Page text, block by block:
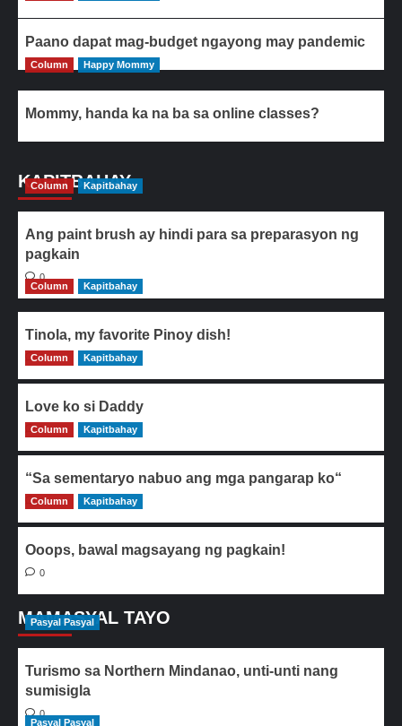
Paano dapat mag-budget ngayong may pandemic
Column Happy Mommy
Mommy, handa ka na ba sa online classes?
KAPITBAHAY
Column Kapitbahay
Ang paint brush ay hindi para sa preparasyon ng
pagkain
0
Column
Kapitbahay
Tinola, my favorite Pinoy dish!
0
Column Kapitbahay
Love ko si Daddy
0
Column Kapitbahay
“Sa sementaryo nabuo ang mga pangarap ko“
0
Column Kapitbahay
Ooops, bawal magsayang ng pagkain!
0
MAMASYAL TAYO
Pasyal Pasyal
Turismo sa Northern Mindanao, unti-unti nang
sumisigla
0
Pasyal Pasyal